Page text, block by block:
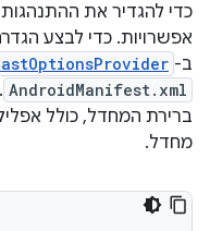
כדי להגדיר את
אפשרויות. כדי לבצע
ב-
AndroidManifest.xml
ברירת המחדל, כולל
מחדל.